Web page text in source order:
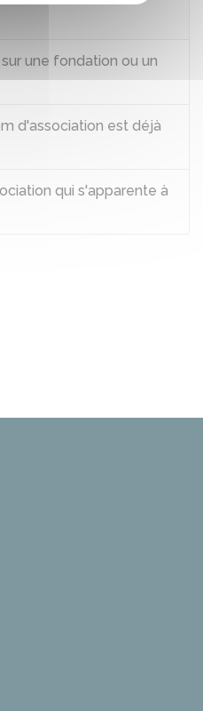
une fondation ou un
d'association est déjà
qui s'apparente à